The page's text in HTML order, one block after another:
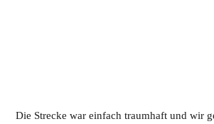
Die Strecke war einfach traumhaft und wir